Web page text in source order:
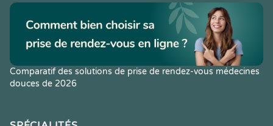
Comparatif des solutions de prise de rendez-vous médecines
douces de 2026